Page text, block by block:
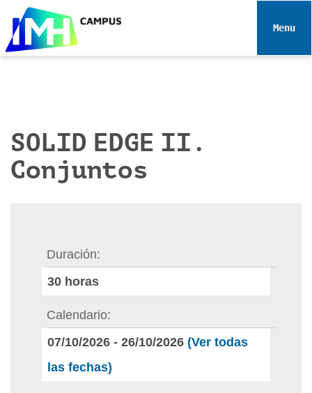
e
Toggle
SOLID EDGE II.
Conjuntos
Duración
30 horas
Calendario
07/10/2026 - 26/10/2026 (Ver todas
las fechas)